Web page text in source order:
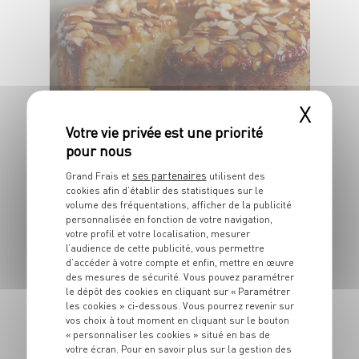
amandes et miel
6 pers. 10 min 30 min
DESSERT
Verrines d’abricots
rôtis au miel et
X
Grand Frais et ses partenaires utilisent des
cookies afin d’établir des statistiques sur le
volume des fréquentations, afficher de la publicité
personnalisée en fonction de votre navigation,
votre profil et votre localisation, mesurer
l’audience de cette publicité, vous permettre
d’accéder à votre compte et enfin, mettre en œuvre
des mesures de sécurité. Vous pouvez paramétrer
le dépôt des cookies en cliquant sur « Paramétrer
les cookies » ci-dessous. Vous pourrez revenir sur
vos choix à tout moment en cliquant sur le bouton
« personnaliser les cookies » situé en bas de
votre écran. Pour en savoir plus sur la gestion des